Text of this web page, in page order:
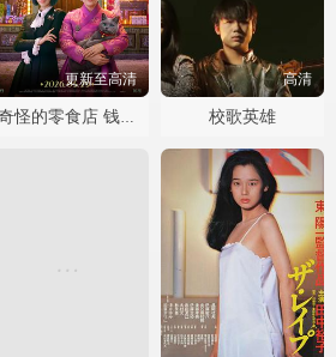
更新至高清
奇怪的零食店 钱天堂
高清
校歌英雄